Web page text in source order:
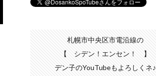
札幌市中央区市電沿線の
【 シデン！エンセン！ 】
デン子のYouTubeもよろしくネ♪